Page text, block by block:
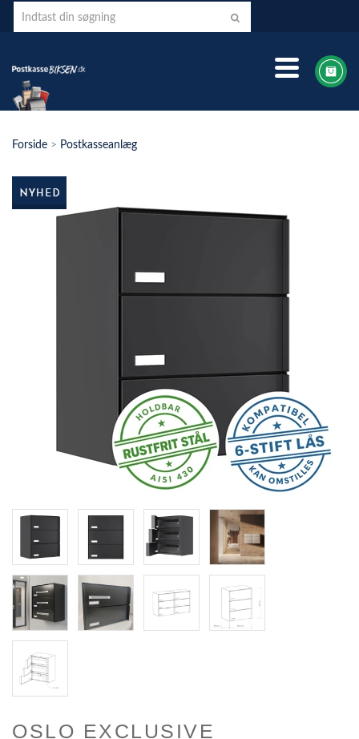
Forside > Postkasseanlæg
OSLO EXCLUSIVE